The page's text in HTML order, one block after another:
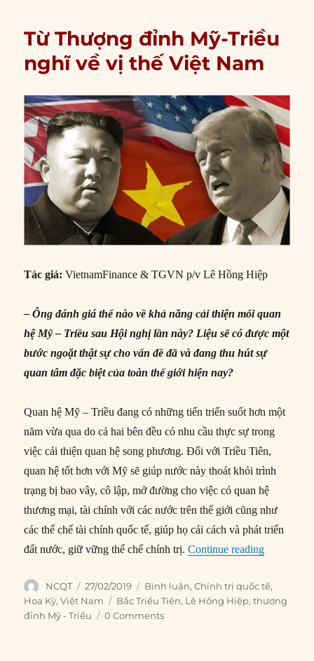
Từ Thượng đỉnh Mỹ-Triều
nghĩ về vị thế Việt Nam
Tác giả: VietnamFinance & TGVN p/v Lê Hồng Hiệp
– Ông đánh giá thế nào về khả năng cải thiện mối quan
hệ Mỹ – Triều sau Hội nghị lần này? Liệu sẽ có được một
bước ngoặt thật sự cho vấn đề đã và đang thu hút sự
quan tâm đặc biệt của toàn thế giới hiện nay?
Quan hệ Mỹ – Triều đang có những tiến triển suốt hơn một
năm vừa qua do cả hai bên đều có nhu cầu thực sự trong
việc cải thiện quan hệ song phương. Đối với Triều Tiên,
quan hệ tốt hơn với Mỹ sẽ giúp nước này thoát khỏi trình
trạng bị bao vây, cô lập, mở đường cho việc có quan hệ
thương mại, tài chính với các nước trên thế giới cũng như
các thể chế tài chính quốc tế, giúp họ cải cách và phát triển
đất nước, giữ vững thể chế chính trị.Continue reading“Từ
Author
NCQT
Posted
on
27/02/2019 Categories
Bình luận,Chính trị quốc tế,
Hoa Kỳ,Việt Nam Tags
Bắc Triều Tiên, Lê Hồng Hiệp,thượng
đỉnh Mỹ - Triều
0 Comments